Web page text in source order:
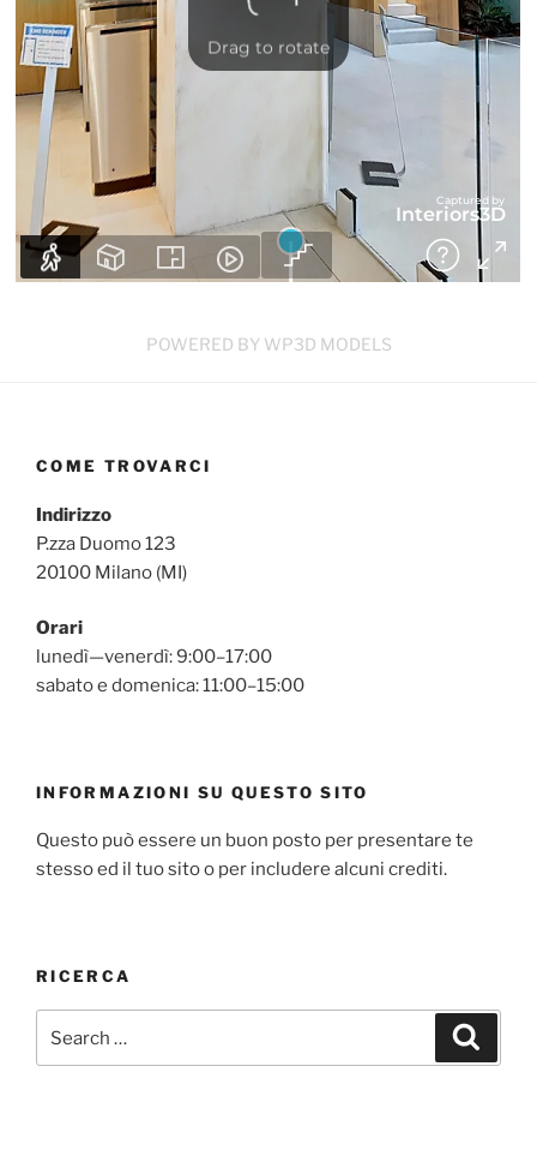
POWERED BY WP3D MODELS
COME TROVARCI
Indirizzo
P.zza Duomo 123
20100 Milano (MI)
Orari
lunedì—venerdì: 9:00–17:00
sabato e domenica: 11:00–15:00
INFORMAZIONI SU QUESTO SITO
Questo può essere un buon posto per presentare te
stesso ed il tuo sito o per includere alcuni crediti.
RICERCA
for: